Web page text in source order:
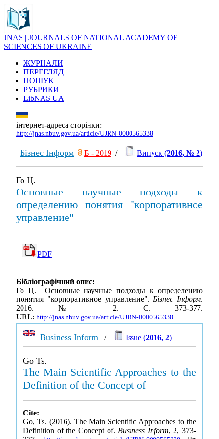
JNAS | JOURNALS OF NATIONAL ACADEMY OF
SCIENCES OF UKRAINE
ЖУРНАЛИ
ПЕРЕГЛЯД
ПОШУК
РУБРИКИ
LibNAS UA
інтернет-адреса сторінки:
http://jnas.nbuv.gov.ua/article/UJRN-0000565338
Бізнес Інформ Б - 2019 / Випуск (2016, № 2)
Го Ц.
Основные научные подходы к
определению понятия "корпоративное
управление"
PDF
Бібліографічний опис:
Го Ц. Основные научные подходы к определению
понятия "корпоративное управление".Бізнес Інформ.
2016. № 2. С. 373-377.
URL: http://jnas.nbuv.gov.ua/article/UJRN-0000565338
Business Inform / Issue (2016, 2)
Go Ts.
The Main Scientific Approaches to the
Definition of the Concept of
Cite:
Go, Ts. (2016). The Main Scientific Approaches to the
Definition of the Concept of. Business Inform, 2, 373-